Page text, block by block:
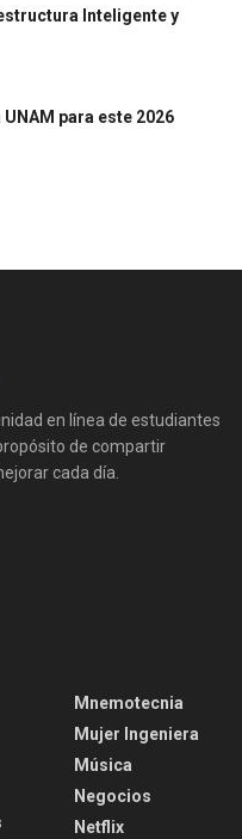
Inteligente y
UNAM para este 2026
en línea de estudiantes
de compartir
cada día.
Mnemotecnia
Mujer Ingeniera
Música
Negocios
Netflix